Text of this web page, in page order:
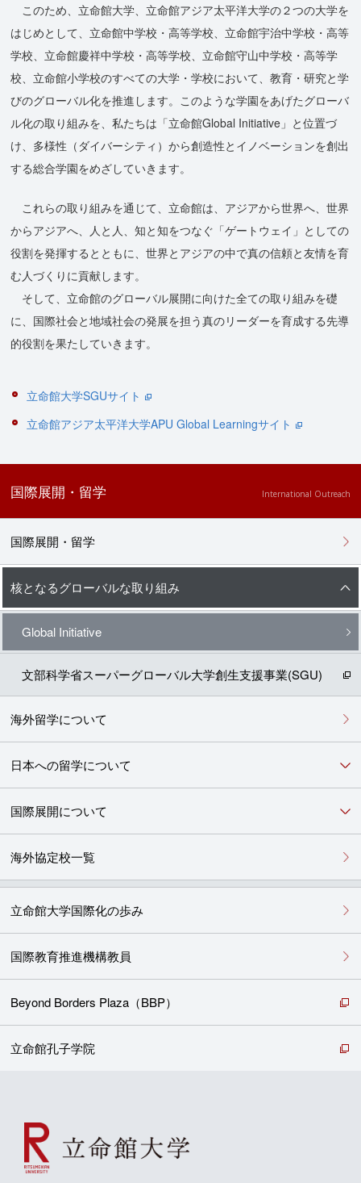
このため、立命館大学、立命館アジア太平洋大学の２つの大学を
はじめとして、立命館中学校・高等学校、立命館宇治中学校・高等
学校、立命館慶祥中学校・高等学校、立命館守山中学校・高等学
校、立命館小学校のすべての大学・学校において、教育・研究と学
びのグローバル化を推進します。このような学園をあげたグローバ
ル化の取り組みを、私たちは「立命館Global Initiative」と位置づ
け、多様性（ダイバーシティ）から創造性とイノベーションを創出
する総合学園をめざしていきます。
これらの取り組みを通じて、立命館は、アジアから世界へ、世界
からアジアへ、人と人、知と知をつなぐ「ゲートウェイ」としての
役割を発揮するとともに、世界とアジアの中で真の信頼と友情を育
む人づくりに貢献します。
そして、立命館のグローバル展開に向けた全ての取り組みを礎
に、国際社会と地域社会の発展を担う真のリーダーを育成する先導
的役割を果たしていきます。
立命館大学SGUサイト
立命館アジア太平洋大学APU Global Learningサイト
国際展開・留学 International Outreach
国際展開・留学
核となるグローバルな取り組み
Global Initiative
文部科学省スーパーグローバル大学創生支援事業(SGU)
海外留学について
日本への留学について
国際展開について
海外協定校一覧
立命館大学国際化の歩み
国際教育推進機構教員
Beyond Borders Plaza（BBP）
立命館孔子学院